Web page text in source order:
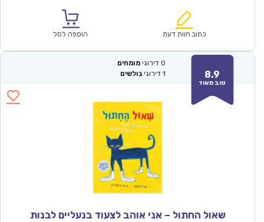
₪67.00.
הוא:
כתוב חוות דעת הוספה לסל
8.9
טוב מאוד
0 דירוגי מומחים
1 דירוגי גולשים
שאול החתול – אני אוהב לצעוד בנעליים לבנות